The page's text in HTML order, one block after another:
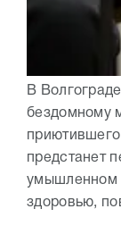
В
бездомному
предстанет
умышленном
здоровью,